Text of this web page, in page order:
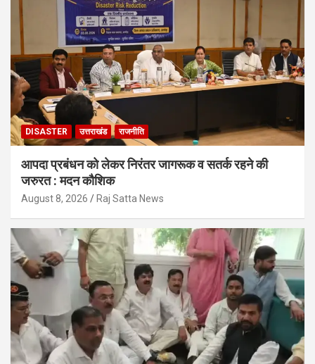
DISASTER उत्तराखंड राजनीति
आपदा प्रबंधन को लेकर निरंतर जागरूक व सतर्क रहने की
जरुरत : मदन कौशिक
August 8, 2026 Raj Satta News